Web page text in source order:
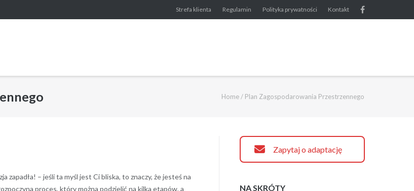
Strefa klienta Regulamin Polityka prywatności Kontakt
Home/ Plan Zagospodarowania Przestrzennego
zapadła! – jeśli ta myśl jest Ci bliska, to znaczy, że jesteś na
proces, który można podzielić na kilka etapów, a
Zapytaj o adaptację
NA SKRÓTY